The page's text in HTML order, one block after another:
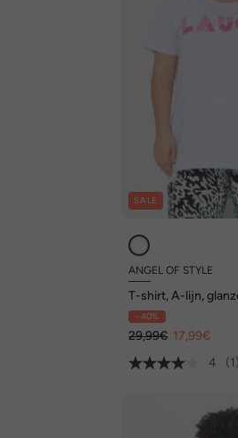
SALE
ANGEL OF STYLE
T-shirt, A-lijn,
LAUGH
- 40%
29,99€ 17,99€
4
(1)